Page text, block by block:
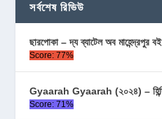
সর্বশেষ রিভিউ
ছারপোকা – দ্য ব্যাটেল অব মাহেন্দ্রপুর
Score: 77%
Gyaarah Gyaarah (২০২৪) – হিন্দি
Score: 71%